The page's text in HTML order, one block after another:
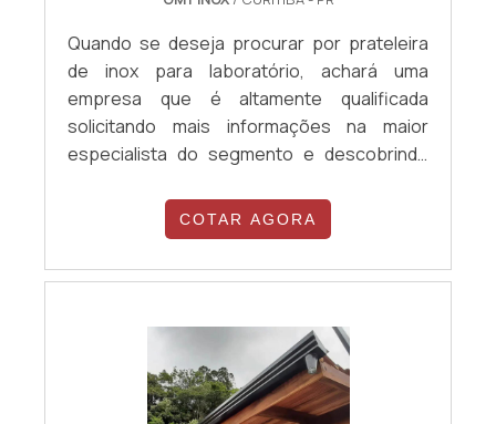
Quando se deseja procurar por prateleira
de inox para laboratório, achará uma
empresa que é altamente qualificada
solicitando mais informações na maior
especialista do segmento e descobrindo
só lugar.Quando o assunto é prateleira de
inox para laboratório, com a melhor mão de
obra da GMT Inox obterá assertividade com
que ajudam a garantir uma excelente
relação custo-benefício. MAIS SOBRE A
PRATELEIRA DE INOX PARA LABORATÓRIOHá
muitas maneiras eficientes de demonstrar
COTAR AGORA